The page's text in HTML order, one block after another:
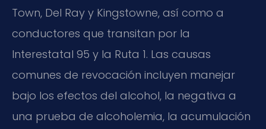
Town, Del Ray y Kingstowne, así como a
conductores que transitan por la
Interestatal 95 y la Ruta 1. Las causas
comunes de revocación incluyen manejar
bajo los efectos del alcohol, la negativa a
una prueba de alcoholemia, la acumulación